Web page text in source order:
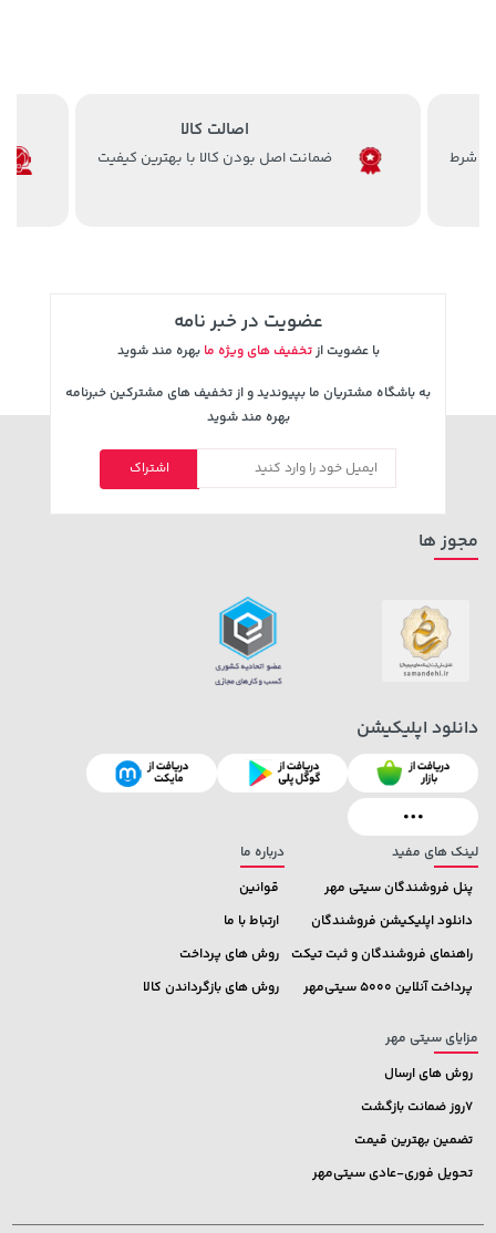
اصالت کالا
ضمانت اصل بودن کالا با بهترین کیفیت
عضویت در خبر نامه
با عضویت ازتخفیف های ویژه ما بهره مند شوید
به باشگاه مشتریان ما بپیوندید و از تخفیف های مشترکین خبرنامه
بهره مند شوید
اشتراک
لینک های مفید
پنل فروشندگان سیتی مهر
دانلود اپلیکیشن فروشندگان
راهنمای فروشندگان و ثبت تیکت
پرداخت آنلاین 5000 سیتی‌مهر
درباره ما
قوانین
ارتباط با ما
روش های پرداخت
روش های بازگرداندن کالا
مزایای سیتی مهر
روش های ارسال
7روز ضمانت بازگشت
تضمین بهترین قیمت
تحویل فوری-عادی سیتی‌مهر
مجوز ها
دانلود اپلیکیشن